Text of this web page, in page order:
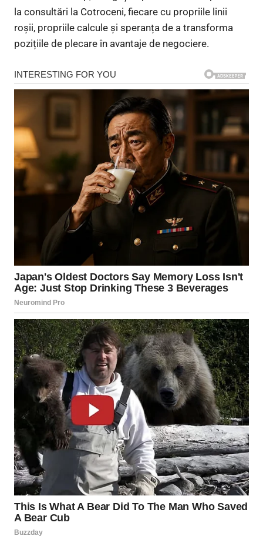
la consultări la Cotroceni, fiecare cu propriile linii
roșii, propriile calcule și speranța de a transforma
pozițiile de plecare în avantaje de negociere.